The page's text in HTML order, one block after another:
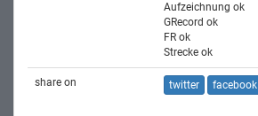
Aufzeichnung ok
GRecord ok
FR ok
Strecke ok
share on twitter facebook